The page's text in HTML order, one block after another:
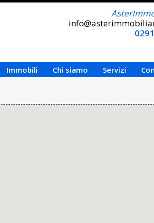
Immobili Chi siamo Servizi